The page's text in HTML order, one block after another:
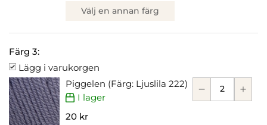
Välj en annan färg
Färg 3:
Lägg i varukorgen
Piggelen (Färg: Ljuslila 222)
I lager
20 kr